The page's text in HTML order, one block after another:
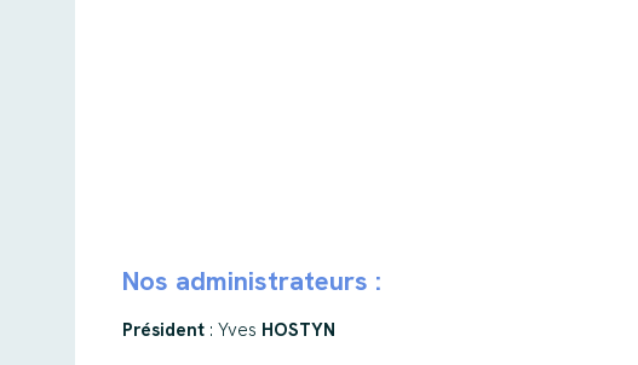
Nos administrateurs :
Président : Yves HOSTYN